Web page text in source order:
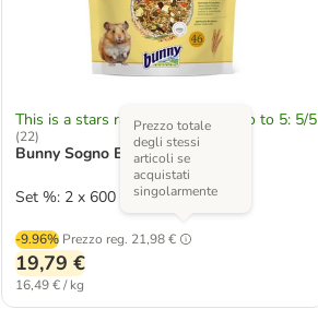
This is a stars rating area from zero to 5: 5/5
(22)
Bunny Sogno BASIC per Criceti
Set %: 2 x 600 g
-9.96% Prezzo reg. 21,98 €
Prezzo totale
degli stessi
articoli se
acquistati
singolarmente
19,79 €
16,49 € / kg